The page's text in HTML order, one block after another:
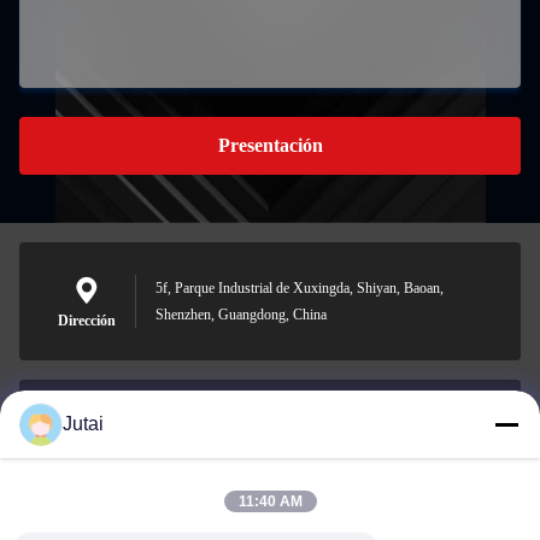
Presentación
Dirección
5f, Parque Industrial de Xuxingda, Shiyan, Baoan,
Shenzhen, Guangdong, China
El correo
Jutai
11:40 AM